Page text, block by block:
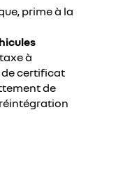
prime à la
à
de certificat
de